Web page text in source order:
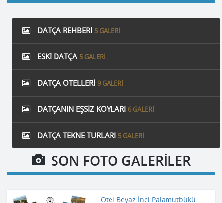
DATÇA REHBERI 5 GALERI
ESKI DATÇA 5 GALERI
DATÇA OTELLERI 9 GALERI
DATÇANIN EŞSIZ KOYLARI 6 GALERI
DATÇA TEKNE TURLARI 5 GALERI
SON FOTO GALERİLER
Otel Beyaz İnci Palamutbükü